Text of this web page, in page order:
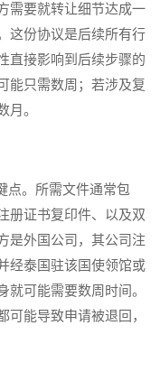
需要就转让细节达成一
这份协议是后续所有行
直接影响到后续步骤的
能只需数周；若涉及复
月。
。所需文件通常包
册证书复印件、以及双
是外国公司，其公司注
经泰国驻该国使领馆或
可能需要数周时间。
能导致申请被退回，